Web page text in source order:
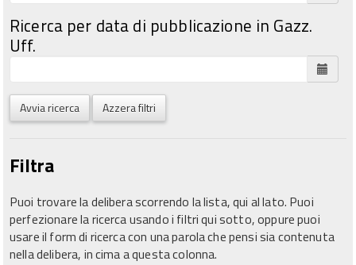
Ricerca per data di pubblicazione in Gazz.
Uff.
Avvia ricerca Azzera filtri
Filtra
Puoi trovare la delibera scorrendo la lista, qui al lato. Puoi
perfezionare la ricerca usando i filtri qui sotto, oppure puoi
usare il form di ricerca con una parola che pensi sia contenuta
nella delibera, in cima a questa colonna.